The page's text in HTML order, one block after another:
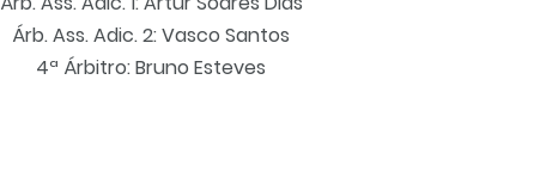
Árb. Ass. Adic. 2: Vasco Santos
4ª Árbitro: Bruno Esteves